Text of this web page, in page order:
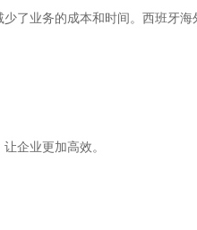
了业务的成本和时间。西班牙
企业更加高效。